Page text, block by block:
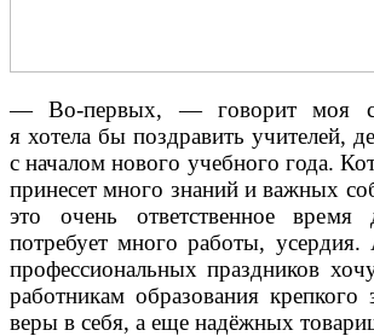
— Во-первых, — говорит моя
я хотела бы поздравить учителей,
с началом нового учебного года.
принесет много знаний и важных
это очень ответственное
потребует много работы,
профессиональных праздников
работникам образования крепкого
веры в себя, а еще надёжных